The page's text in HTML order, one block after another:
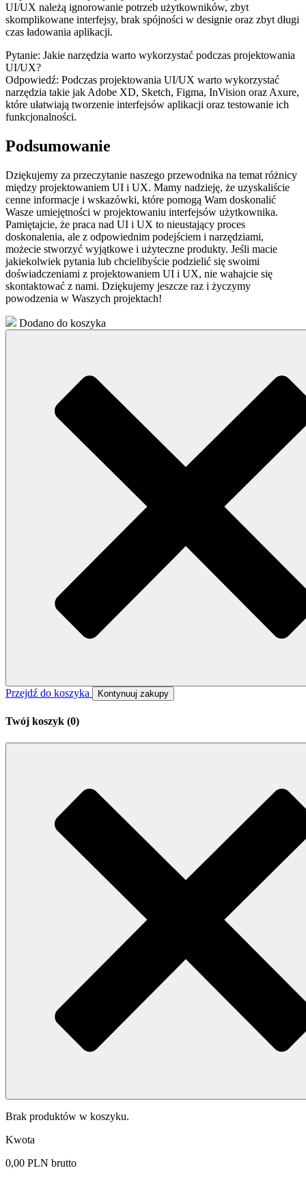
UI/UX⁣ należą ⁣ignorowanie potrzeb użytkowników, zbyt
⁢skomplikowane interfejsy, brak spójności w ⁣designie oraz zbyt długi
czas ładowania ‍aplikacji.
Pytanie: Jakie narzędzia warto‍ wykorzystać podczas projektowania⁢
UI/UX?
Odpowiedź: Podczas projektowania UI/UX warto wykorzystać
narzędzia takie jak Adobe ⁣XD, Sketch, Figma, InVision oraz Axure,
​które ułatwiają tworzenie interfejsów aplikacji oraz testowanie ich
funkcjonalności.
Podsumowanie
Dziękujemy za przeczytanie naszego przewodnika na⁢ temat różnicy
między projektowaniem UI i UX. Mamy nadzieję, że uzyskaliście
cenne informacje i wskazówki, które pomogą Wam doskonalić⁤
Wasze umiejętności w projektowaniu interfejsów użytkownika.
Pamiętajcie, że praca nad UI i UX to nieustający proces
doskonalenia, ale z ​odpowiednim podejściem‌ i narzędziami,
⁢możecie stworzyć ⁢wyjątkowe i​ użyteczne produkty. Jeśli macie
jakiekolwiek pytania lub chcielibyście podzielić się⁣ swoimi
doświadczeniami z projektowaniem ⁢UI i UX,​ nie wahajcie się
skontaktować z nami. Dziękujemy jeszcze raz‍ i życzymy
powodzenia w⁢ Waszych projektach!
Dodano do koszyka
Przejdź do koszyka Kontynuuj zakupy
Twój koszyk (0)
Brak produktów w koszyku.
Kwota
0,00 PLN brutto